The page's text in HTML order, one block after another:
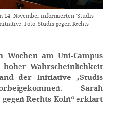
14. November informierten "Studis
Foto: Studis gegen Rechts
am Uni-Campus
Wahrscheinlichkeit
der Initiative „Studis
Sarah
Rechts Köln“ erklärt